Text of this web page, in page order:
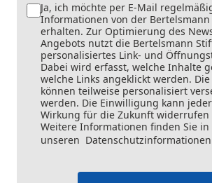
Ja, ich möchte per E-Mail
Informationen von der
erhalten. Zur Optimierung des
Angebots nutzt die Bertelsmann
personalisiertes Link- und
Dabei wird erfasst, welche Inhalte
welche Links angeklickt werden.
können teilweise personalisiert
werden. Die Einwilligung kann
Wirkung für die Zukunft widerrufen
Weitere Informationen finden Sie in
unseren Datenschutzinformationen